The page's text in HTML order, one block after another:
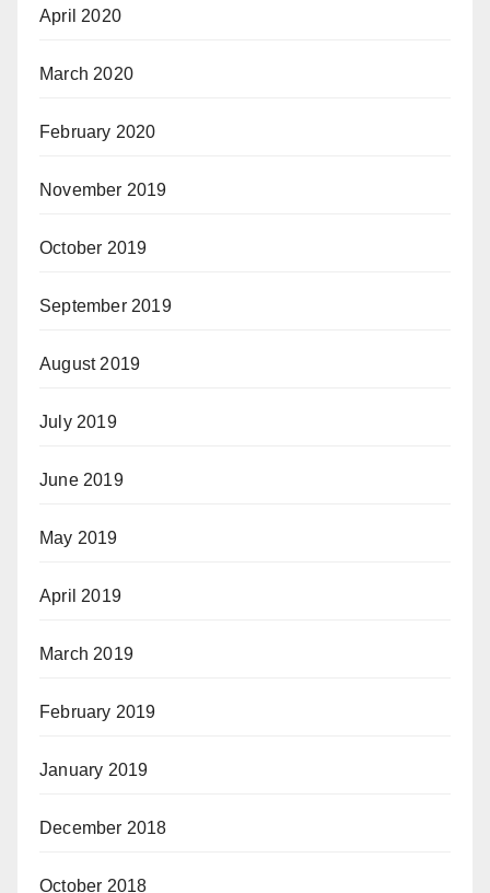
April 2020
March 2020
February 2020
November 2019
October 2019
September 2019
August 2019
July 2019
June 2019
May 2019
April 2019
March 2019
February 2019
January 2019
December 2018
October 2018